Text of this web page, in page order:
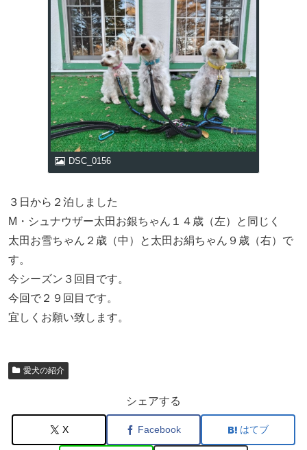
DSC_0156
３日から２泊しました
M・シュナウザー太田お銀ちゃん１４歳（左）と同じく
太田お雪ちゃん２歳（中）と太田お絹ちゃん９歳（右）で
す。
今シーズン３回目です。
今回で２９回目です。
宜しくお願い致します。
愛犬の紹介
シェアする
X Facebook はてブ